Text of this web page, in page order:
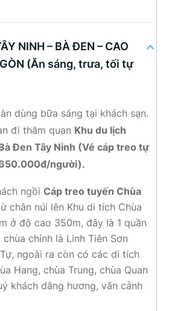
NINH – BÀ ĐEN – CAO
(Ăn sáng, trưa, tối tự
dùng bữa sáng tại khách sạn.
đi thăm quan Khu du lịch
Đen Tây Ninh (Vé cáp treo tự
người).
ngồi Cáp treo tuyến Chùa
chân núi lên Khu di tích Chùa
ở độ cao 350m, đây là 1 quần
chính là Linh Tiên Sơn
ngoài ra còn có các di tích
Hang, chùa Trung, chùa Quan
khách dâng hương, vãn cảnh